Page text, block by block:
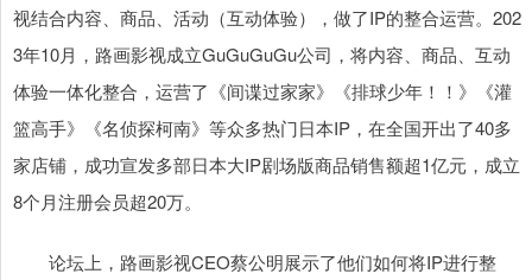
视结合内容、商品、活动（互动体验），做了IP的整合运营。202
3年10月，路画影视成立GuGuGuGu公司，将内容、商品、互动
体验一体化整合，运营了《间谍过家家》《排球少年！！》《灌
篮高手》《名侦探柯南》等众多热门日本IP，在全国开出了40多
家店铺，成功宣发多部日本大IP剧场版商品销售额超1亿元，成立
8个月注册会员超20万。
论坛上，路画影视CEO蔡公明展示了他们如何将IP进行整